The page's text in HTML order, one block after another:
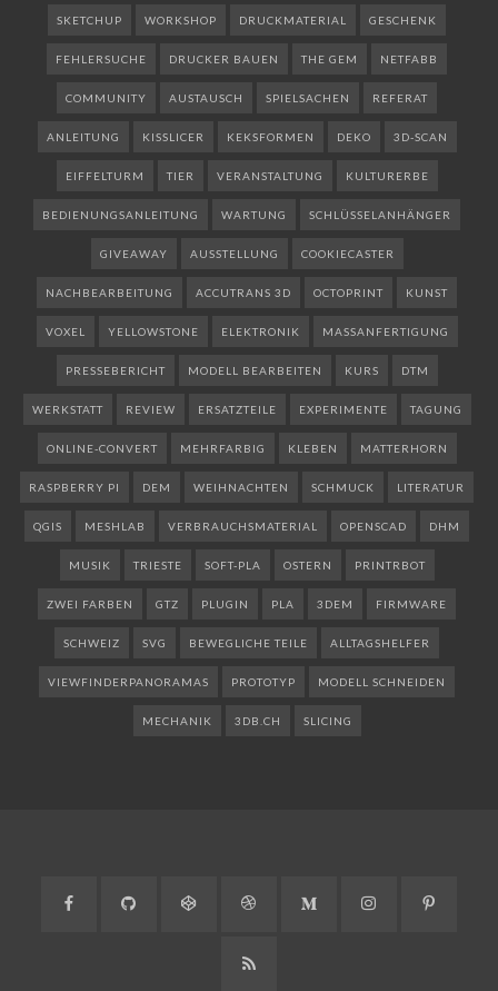
SKETCHUP WORKSHOP DRUCKMATERIAL GESCHENK
FEHLERSUCHE DRUCKER BAUEN THE GEM NETFABB
COMMUNITY AUSTAUSCH SPIELSACHEN REFERAT
ANLEITUNG KISSLICER KEKSFORMEN DEKO 3D-SCAN
EIFFELTURM TIER VERANSTALTUNG KULTURERBE
BEDIENUNGSANLEITUNG WARTUNG SCHLÜSSELANHÄNGER
GIVEAWAY AUSSTELLUNG COOKIECASTER
NACHBEARBEITUNG ACCUTRANS 3D OCTOPRINT KUNST
VOXEL YELLOWSTONE ELEKTRONIK MASSANFERTIGUNG
PRESSEBERICHT MODELL BEARBEITEN KURS DTM
WERKSTATT REVIEW ERSATZTEILE EXPERIMENTE TAGUNG
ONLINE-CONVERT MEHRFARBIG KLEBEN MATTERHORN
RASPBERRY PI DEM WEIHNACHTEN SCHMUCK LITERATUR
QGIS MESHLAB VERBRAUCHSMATERIAL OPENSCAD DHM
MUSIK TRIESTE SOFT-PLA OSTERN PRINTRBOT
ZWEI FARBEN GTZ PLUGIN PLA 3DEM FIRMWARE
SCHWEIZ SVG BEWEGLICHE TEILE ALLTAGSHELFER
VIEWFINDERPANORAMAS PROTOTYP MODELL SCHNEIDEN
MECHANIK 3DB.CH SLICING
Facebook GitHub CodePen DribbbleMedium Instagram
RSS